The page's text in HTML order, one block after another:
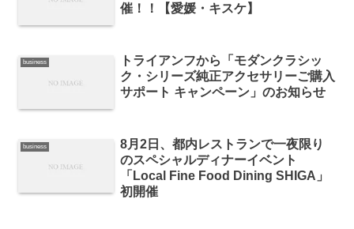
催！！【愛媛・キスケ】
business
トライアンフから「モダンクラシッ
ク・シリーズ純正アクセサリーご購入
サポート キャンペーン」のお知らせ
business
8月2日、都内レストランで一夜限り
のスペシャルディナーイベント
「Local Fine Food Dining SHIGA」
初開催